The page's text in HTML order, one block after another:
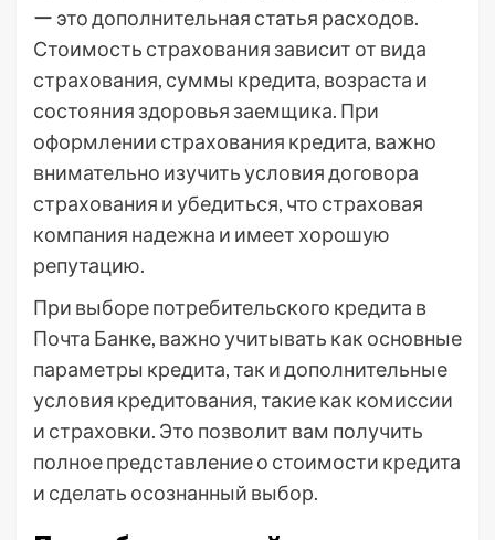
ー это дополнительная статья расходов.
Стоимость страхования зависит от вида
страхования, суммы кредита, возраста и
состояния здоровья заемщика. При
оформлении страхования кредита, важно
внимательно изучить условия договора
страхования и убедиться, что страховая
компания надежна и имеет хорошую
репутацию.
При выборе потребительского кредита в
Почта Банке, важно учитывать как основные
параметры кредита, так и дополнительные
условия кредитования, такие как комиссии
и страховки. Это позволит вам получить
полное представление о стоимости кредита
и сделать осознанный выбор.